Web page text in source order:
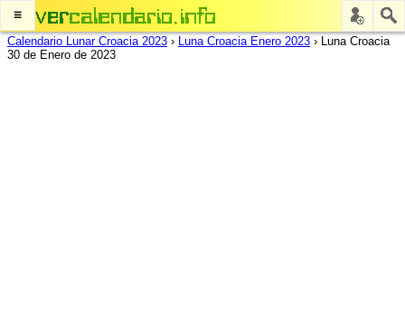
≡
Calendario Lunar Croacia 2023 › Luna Croacia Enero 2023 › Luna Croacia
30 de Enero de 2023